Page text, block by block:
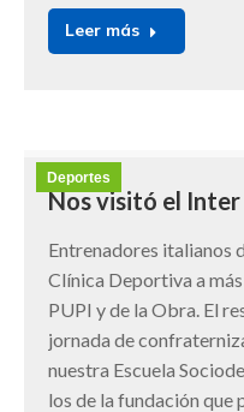
Leer más
Deportes
Nos visitó el
Entrenadores italianos
Clínica Deportiva a
PUPI y de la Obra. El
jornada de
nuestra Escuela
los de la fundación que